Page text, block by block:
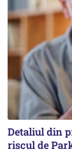
Detaliul din
riscul de